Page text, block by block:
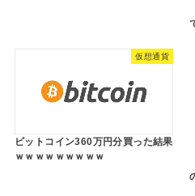
仮想通貨
ビットコイン360万円分買った結果
ｗｗｗｗｗｗｗｗｗ